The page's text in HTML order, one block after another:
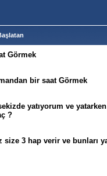
Görmek
bir saat Görmek
yatıyorum ve
?
size 3 hap verir ve bunları